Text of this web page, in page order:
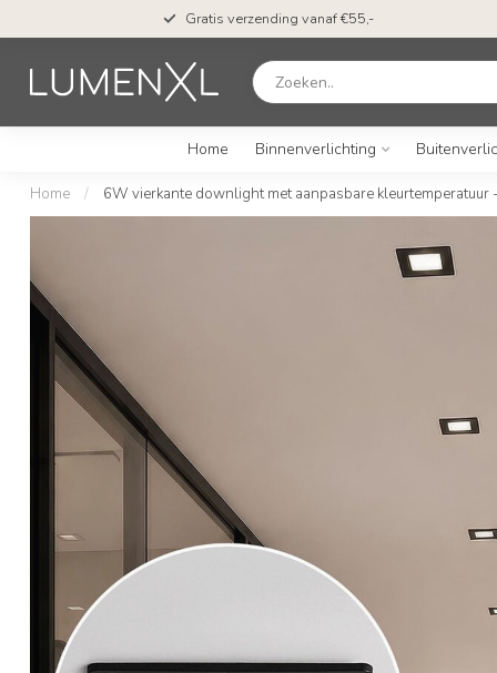
Gratis verzending vanaf €55,-
Home Binnenverlichting
Home / 6W vierkante downlight met aanpasbare kleurtemperatuur